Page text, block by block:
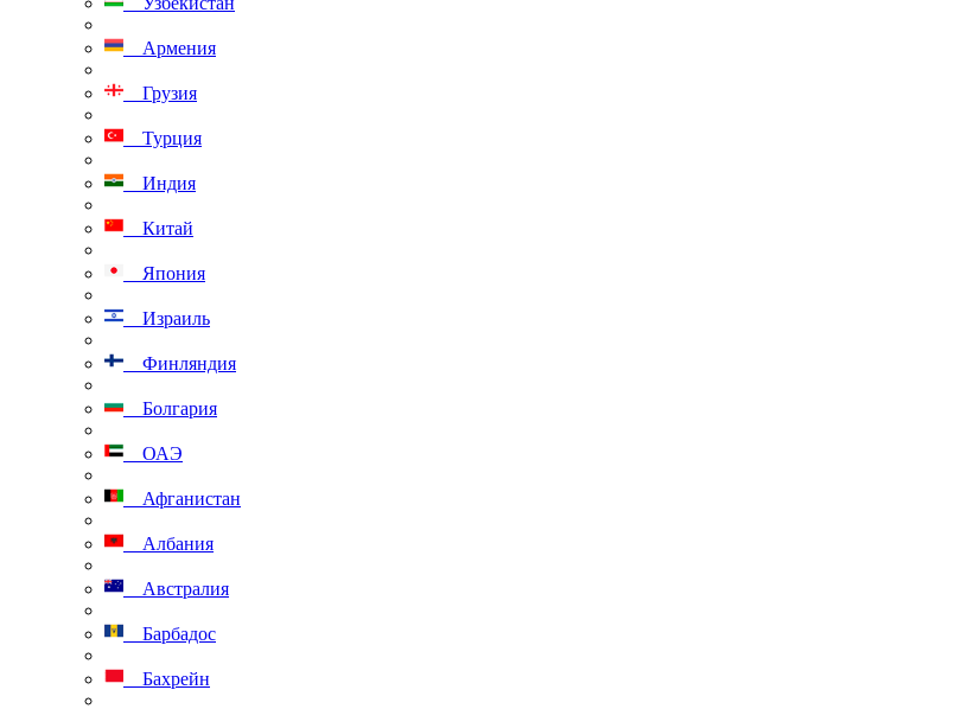
Армения
Грузия
Турция
Индия
Китай
Япония
Израиль
Финляндия
Болгария
ОАЭ
Афганистан
Албания
Австралия
Барбадос
Бахрейн